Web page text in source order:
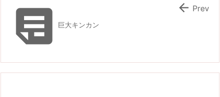
巨大キンカン
 Prev